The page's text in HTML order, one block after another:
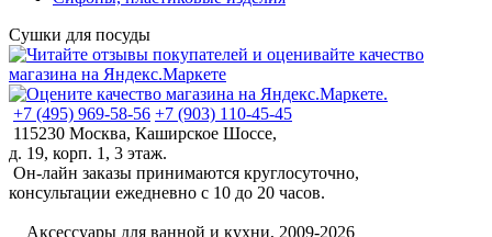
Сушки для посуды
+7 (495) 969-58-56 +7 (903) 110-45-45
115230 Москва, Каширское Шоссе,
д. 19, корп. 1, 3 этаж.
Он-лайн заказы принимаются круглосуточно,
консультации ежедневно с 10 до 20 часов.
Аксессуары для ванной и кухни, 2009-2026